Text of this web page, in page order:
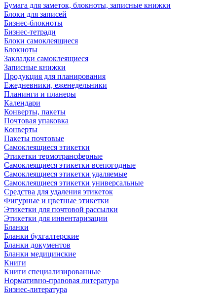
Бумага для заметок, блокноты, записные книжки
Блоки для записей
Бизнес-блокноты
Бизнес-тетради
Блоки самоклеящиеся
Блокноты
Закладки самоклеящиеся
Записные книжки
Продукция для планирования
Ежедневники, еженедельники
Планинги и планеры
Календари
Конверты, пакеты
Почтовая упаковка
Конверты
Пакеты почтовые
Самоклеящиеся этикетки
Этикетки термотрансферные
Самоклеящиеся этикетки всепогодные
Самоклеящиеся этикетки удаляемые
Самоклеящиеся этикетки универсальные
Средства для удаления этикеток
Фигурные и цветные этикетки
Этикетки для почтовой рассылки
Этикетки для инвентаризации
Бланки
Бланки бухгалтерские
Бланки документов
Бланки медицинские
Книги
Книги специализированные
Нормативно-правовая литература
Бизнес-литература